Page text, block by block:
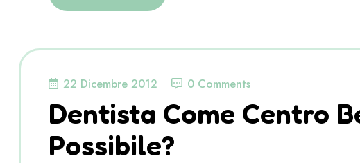
22 Dicembre 2012 0 Comments
Dentista Come Centro
Possibile?